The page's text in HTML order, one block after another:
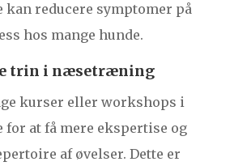
kan reducere symptomer på
hos mange hunde.
trin i næsetræning
kurser eller workshops i
for at få mere ekspertise og
af øvelser. Dette er